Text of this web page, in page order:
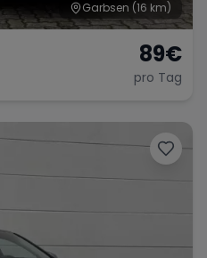
Garbsen (16 km)
89€
pro Tag